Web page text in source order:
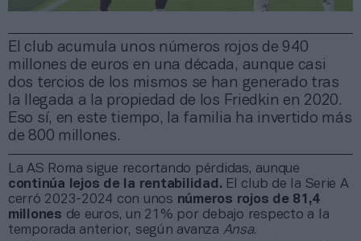
El club acumula unos números rojos de 940
millones de euros en una década, aunque casi
dos tercios de los mismos se han generado tras
la llegada a la propiedad de los Friedkin en 2020.
Eso sí, en este tiempo, la familia ha invertido más
de 800 millones.
La AS Roma sigue recortando pérdidas, aunque
continúa lejos de la rentabilidad. El club de la Serie A
cerró 2023-2024 con unos números rojos de 81,4
millones de euros, un 21% por debajo respecto a la
temporada anterior, según avanza Ansa.